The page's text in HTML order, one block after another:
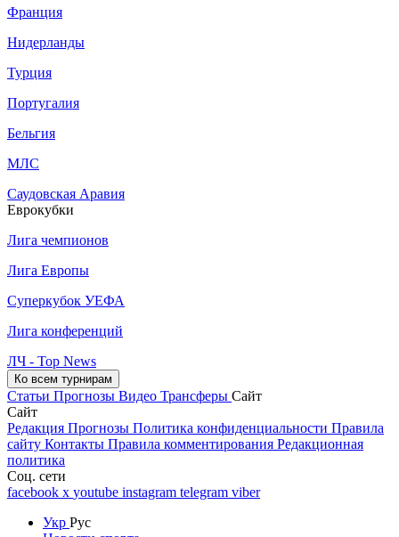
Франция
Нидерланды
Турция
Португалия
Бельгия
МЛС
Саудовская Аравия
Еврокубки
Лига чемпионов
Лига Европы
Суперкубок УЕФА
Лига конференций
ЛЧ - Top News
Ко всем турнирам
Статьи Прогнозы Видео Трансферы Сайт
Сайт
Редакция Прогнозы Политика конфиденциальности Правила
сайту Контакты Правила комментирования Редакционная
политика
Соц. сети
facebook x youtube instagram telegram viber
Укр Рус